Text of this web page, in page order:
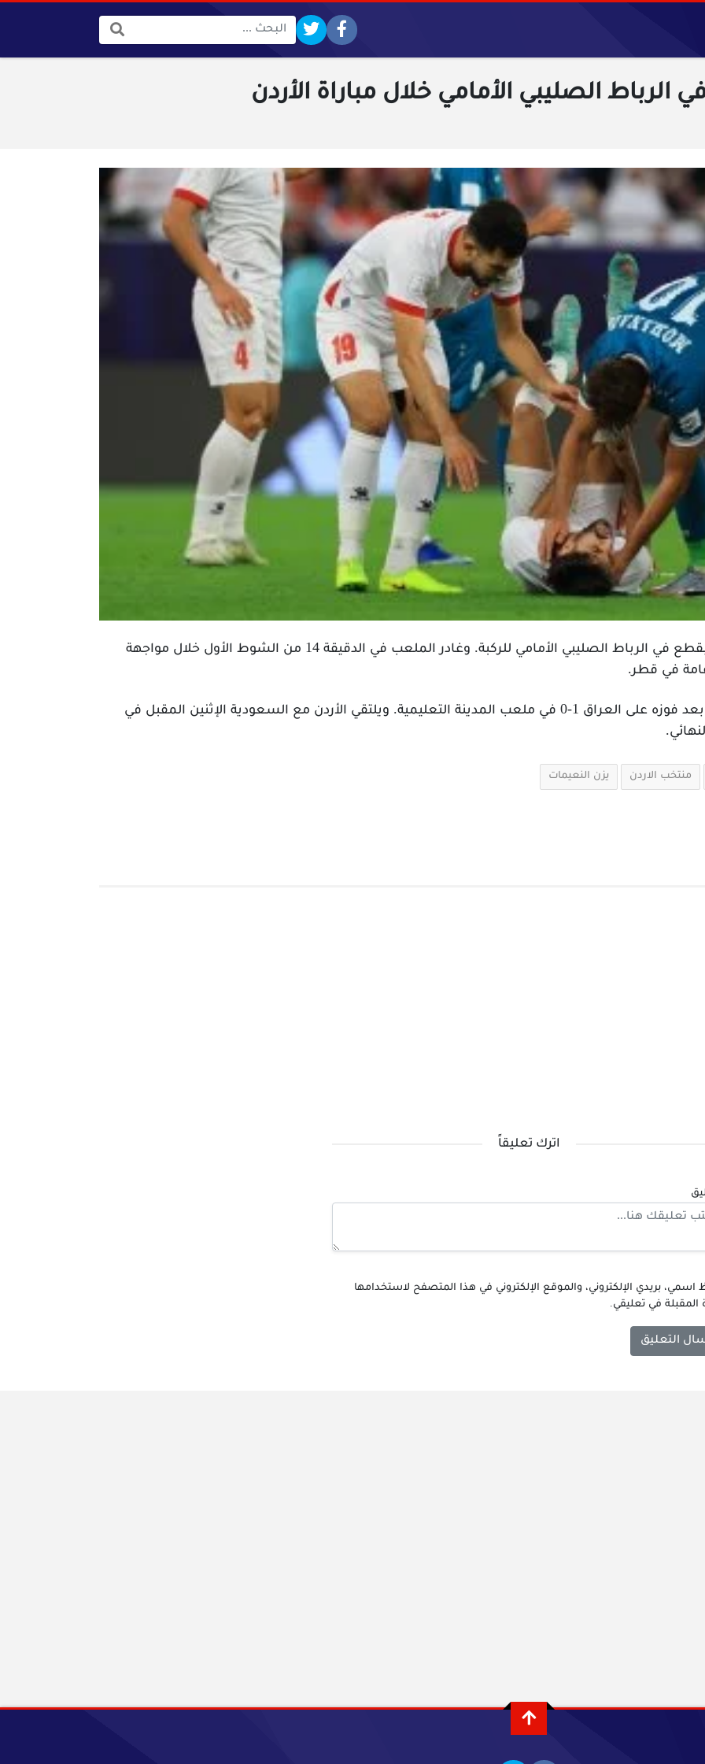
البحث:
الصليبي الأمامي خلال مباراة الأردن
أصيب يزن النعيمات، مهاجم منتخب الأردن، بقطع في الرباط الصليبي الأمامي للركبة. وغادر الملعب في الدقيقة 14 من الشوط الأول خلال مواجهة
تأهل منتخب الأردن إلى نصف نهائي البطولة بعد فوزه على العراق 1-0 في ملعب المدينة التعليمية. ويلتقي الأردن مع السعودية الإثنين المقبل في
منتخب الاردن يزن النعيمات
اترك تعليقاً
اسمي، بريدي الإلكتروني، والموقع الإلكتروني في هذا المتصفح لاستخدامها
المقبلة في تعليقي.